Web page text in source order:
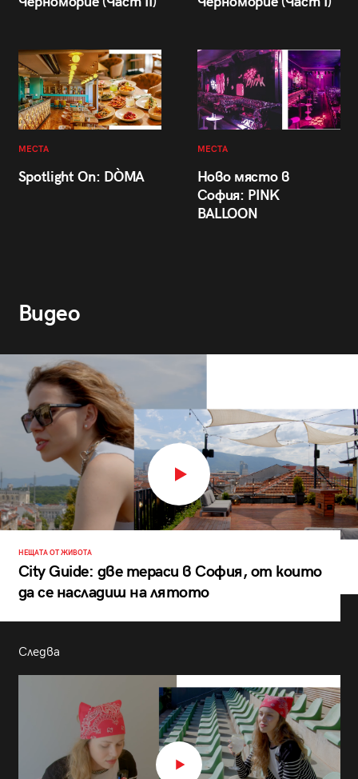
МЕСТА
Spotlight On: DÒMA
МЕСТА
Ново място в
София: PINK
BALLOON
Видео
НЕЩАТА ОТ ЖИВОТА
City Guide: две тераси в София, от които
да се насладиш на лятото
Следва